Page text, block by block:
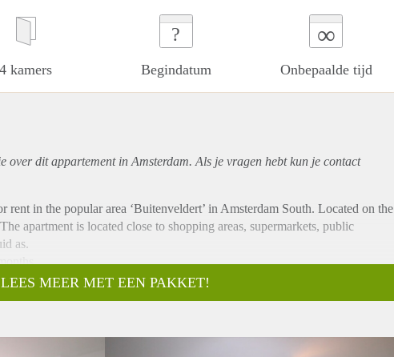
4 kamers
?
Begindatum
∞
Onbepaalde tijd
over ditappartementin Amsterdam. Als je vragen hebt kun je contact
rent in the popular area ‘Buitenveldert’ in Amsterdam South. Located on the
apartment is located close to shopping areas, supermarkets, public
as.
LEES MEER MET EEN PAKKET!